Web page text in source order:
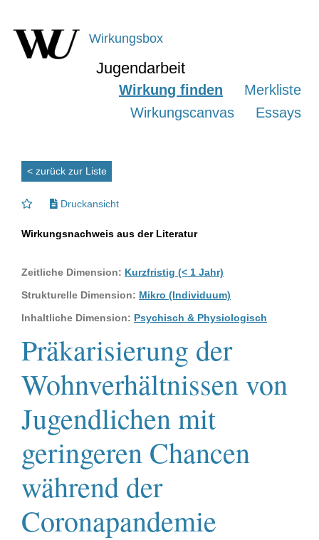
Wirkungsbox
Jugendarbeit
Wirkung finden
Merkliste
Wirkungscanvas
Essays
< zurück zur Liste
Druckansicht
Wirkungsnachweis aus der Literatur
Zeitliche Dimension: Kurzfristig (< 1 Jahr)
Strukturelle Dimension: Mikro (Individuum)
Inhaltliche Dimension: Psychisch & Physiologisch
Präkarisierung der
Wohnverhältnissen von
Jugendlichen mit
geringeren Chancen
während der
Coronapandemie